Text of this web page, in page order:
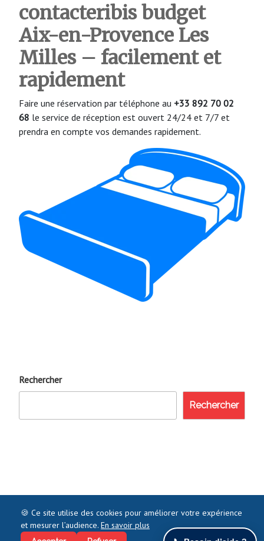
contacteribis budget
Aix-en-Provence Les
Milles – facilement et
rapidement
Faire une réservation par téléphone au +33 892 70 02
68 le service de réception est ouvert 24/24 et 7/7 et
prendra en compte vos demandes rapidement.
Rechercher
Rechercher
©2021 COMMENTJOINDRE.FR - TOUS DROITS RÉSERVÉS
🍪 Ce site utilise des cookies pour améliorer votre expérience
et mesurer l’audience. En savoir plus